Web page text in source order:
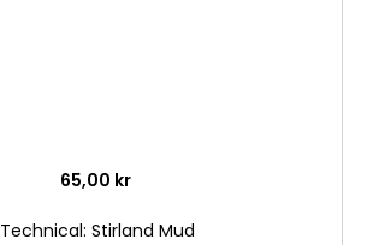
65,00 kr
Technical: Stirland Mud